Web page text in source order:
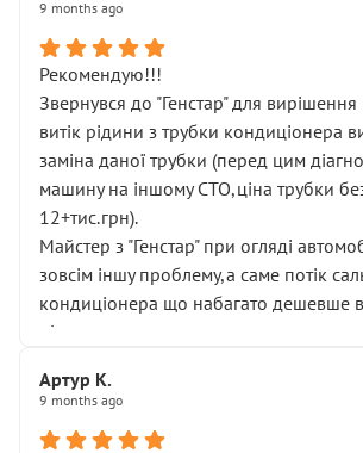
9 months ago
Рекомендую!!!
Звернувся до "Генстар" для
витік рідини з трубки кондиціонера
заміна даної трубки (перед цим
машину на іншому СТО,ціна трубки
12+тис.грн).
Майстер з "Генстар" при огляді
зовсім іншу проблему,а саме потік
кондиціонера що набагато дешевше
підсумку.
Артур К.
9 months ago